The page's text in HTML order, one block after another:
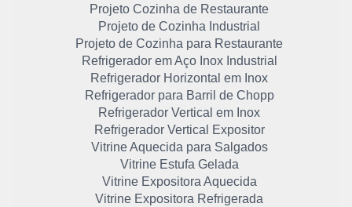
Projeto Cozinha de Restaurante
Projeto de Cozinha Industrial
Projeto de Cozinha para Restaurante
Refrigerador em Aço Inox Industrial
Refrigerador Horizontal em Inox
Refrigerador para Barril de Chopp
Refrigerador Vertical em Inox
Refrigerador Vertical Expositor
Vitrine Aquecida para Salgados
Vitrine Estufa Gelada
Vitrine Expositora Aquecida
Vitrine Expositora Refrigerada